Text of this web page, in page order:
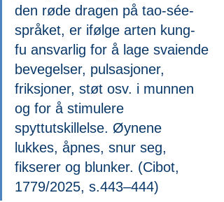
den røde dragen på tao-sée-
språket, er ifølge arten kung-
fu ansvarlig for å lage svaiende
bevegelser, pulsasjoner,
friksjoner, støt osv. i munnen
og for å stimulere
spyttutskillelse. Øynene
lukkes, åpnes, snur seg,
fikserer og blunker. (Cibot,
1779/2025, s.443–444)